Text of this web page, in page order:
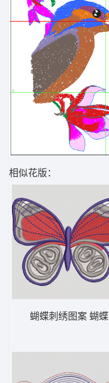
相似花版：
蝴蝶刺绣图案 蝴蝶